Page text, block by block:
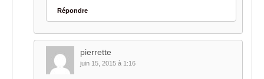
Répondre
pierrette
juin 15, 2015 à 1:16